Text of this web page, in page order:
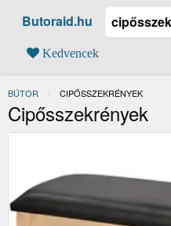
Butoraid.hu
Kedvencek
BÚTOR JELENLEGI:
CIPŐSSZEKRÉNYEK
Cipősszekrények